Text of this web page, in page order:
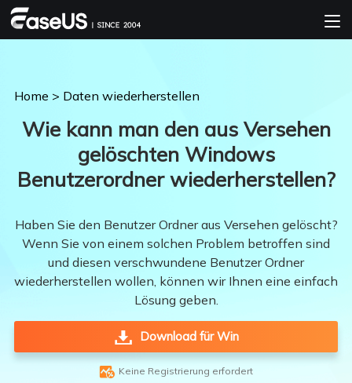
Home > Daten wiederherstellen
Wie kann man den aus Versehen
gelöschten Windows
Benutzerordner wiederherstellen?
Haben Sie den Benutzer Ordner aus Versehen gelöscht?
Wenn Sie von einem solchen Problem betroffen sind
und diesen verschwundene Benutzer Ordner
wiederherstellen wollen, können wir Ihnen eine einfach
Lösung geben.
Download für Win
 Keine Registrierung erfordert